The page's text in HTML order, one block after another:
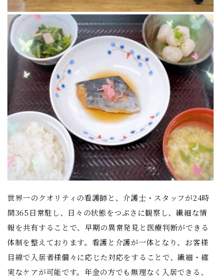
世界一のクオリティの看護師と、介護士・スタッフが24時
間365日常駐し、日々の状態をつぶさに観察し、繊細な情
報を共有することで、早期の異常発見と医療判断ができる
体制を整えております。看護と介護が一体となり、お客様
目線で入居者様個々に応じた対応をすることで、繊細・確
実なケアが可能です。年金の方でも無理なく入居できる、